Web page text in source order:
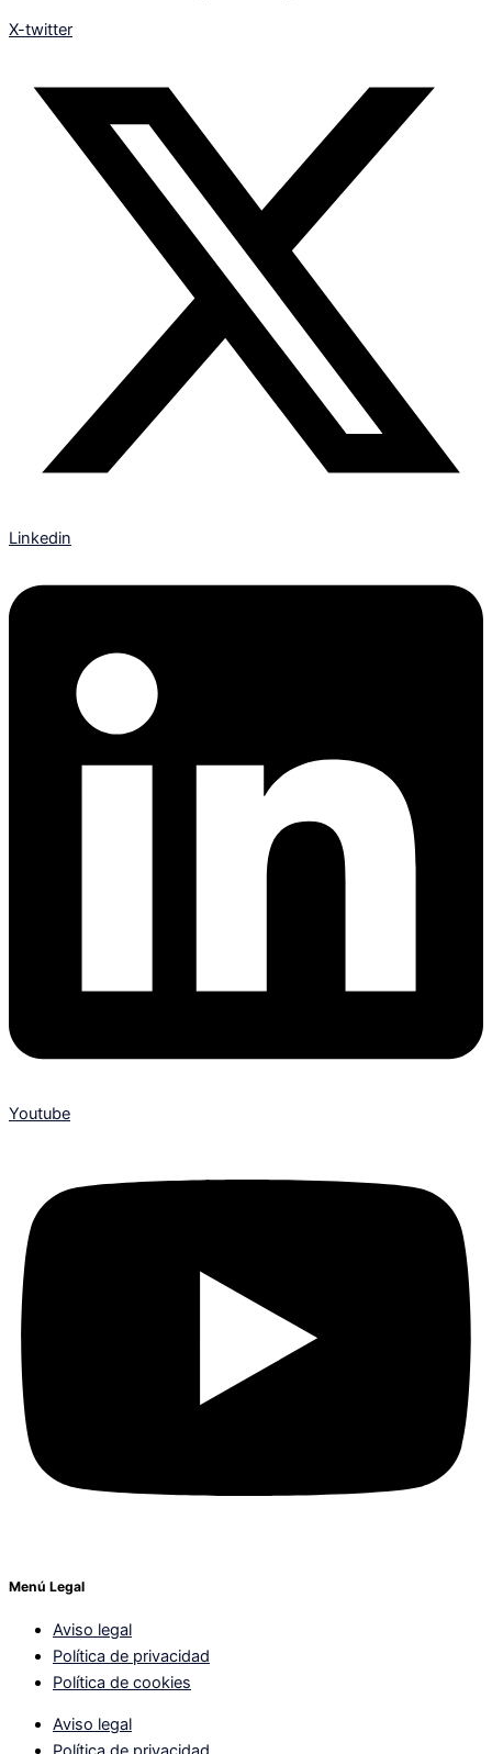
X-twitter
Linkedin
Youtube
Menú Legal
Aviso legal
Política de privacidad
Política de cookies
Aviso legal